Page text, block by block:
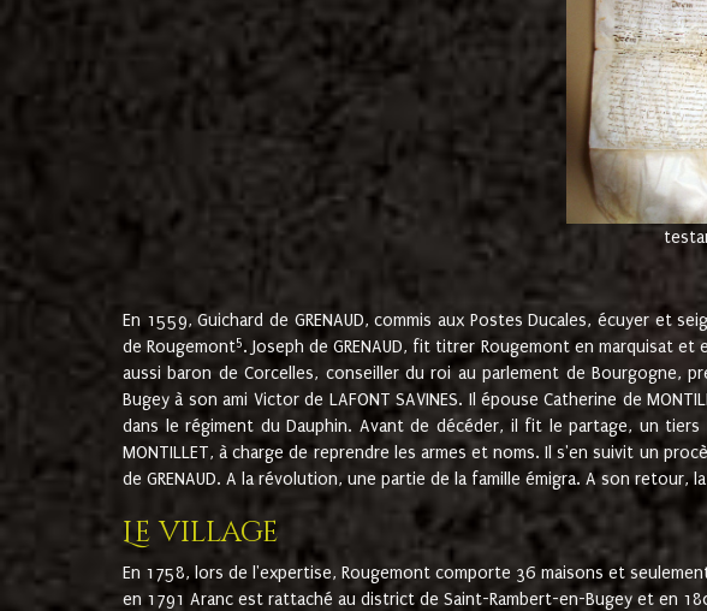
En 1559, Guichard de GRENAUD, commis aux Postes Ducales, écuyer et
de Rougemont5. Joseph de GRENAUD, fit titrer Rougemont en marquisat
aussi baron de Corcelles, conseiller du roi au parlement de Bourgogne,
Bugey à son ami Victor de LAFONT SAVINES. Il épouse Catherine de
dans le régiment du Dauphin. Avant de décéder, il fit le partage, un
MONTILLET, à charge de reprendre les armes et noms. Il s'en suivit un
de GRENAUD. A la révolution, une partie de la famille émigra. A son retour,
Le village
En 1758, lors de l'expertise, Rougemont comporte 36 maisons et
en 1791 Aranc est rattaché au district de Saint-Rambert-en-Bugey et en